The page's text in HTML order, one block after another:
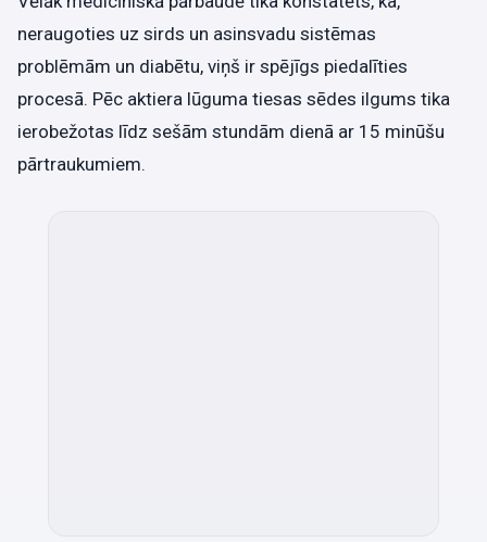
neraugoties uz sirds un asinsvadu sistēmas
problēmām un diabētu, viņš ir spējīgs piedalīties
procesā. Pēc aktiera lūguma tiesas sēdes ilgums tika
ierobežotas līdz sešām stundām dienā ar 15 minūšu
pārtraukumiem.